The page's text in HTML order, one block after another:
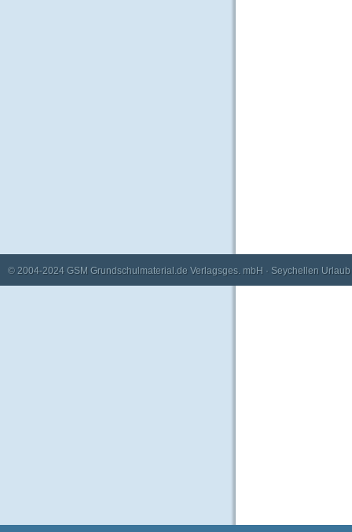
© 2004-2024 GSM Grundschulmaterial.de Verlagsges. mbH · Seychellen Urlaub